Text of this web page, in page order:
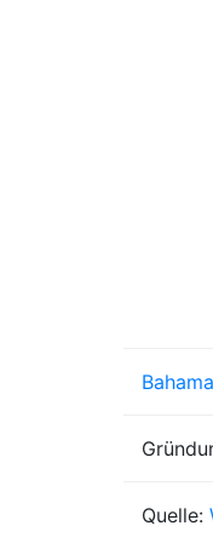
Quelle: